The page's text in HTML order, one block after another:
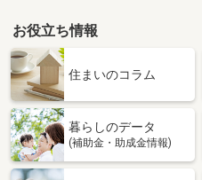
お役立ち情報
住まいのコラム
暮らしのデータ
(補助金・助成金情報)